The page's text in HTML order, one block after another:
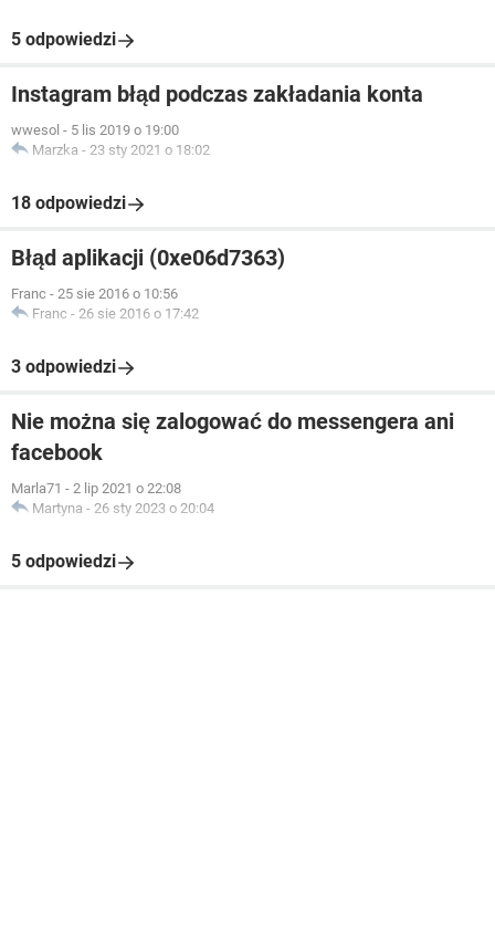
5 odpowiedzi
Instagram błąd podczas zakładania konta
wwesol - 5 lis 2019 o 19:00
Marzka - 23 sty 2021 o 18:02
18 odpowiedzi
Błąd aplikacji (0xe06d7363)
Franc - 25 sie 2016 o 10:56
Franc - 26 sie 2016 o 17:42
3 odpowiedzi
Nie można się zalogować do messengera ani
facebook
Marla71 - 2 lip 2021 o 22:08
Martyna - 26 sty 2023 o 20:04
5 odpowiedzi